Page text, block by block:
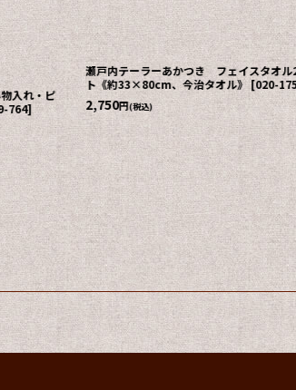
ーガーゼ(3重ガーゼ) 専
》
823-401]
エトワール海渡 オーガ
柄《6柄、約H39×W34
089 ]
3,520 円 (税込)